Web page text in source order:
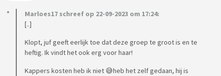
Marloes17 schreef op 22-09-2023 om 17:24:
[..]
Klopt, juf geeft eerlijk toe dat deze groep te groot is en te
heftig. Ik vindt het ook erg voor haar!
Kappers kosten heb ik niet 😅heb het zelf gedaan, hij is